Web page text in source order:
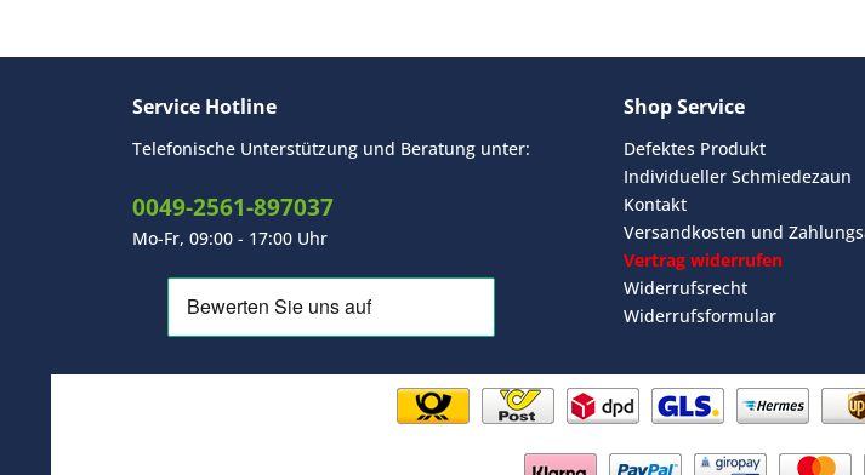
Service Hotline
Telefonische Unterstützung und Beratung unter:
0049-2561-897037
Mo-Fr, 09:00 - 17:00 Uhr
Shop Service
Defektes Produkt
Individueller Schmiedezaun
Kontakt
Versandkosten und
Vertrag widerrufen
Widerrufsrecht
Widerrufsformular